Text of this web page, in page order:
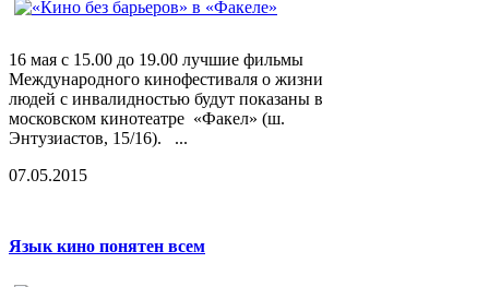
16 мая с 15.00 до 19.00 лучшие фильмы
Международного кинофестиваля о жизни
людей с инвалидностью будут показаны в
московском кинотеатре «Факел» (ш.
Энтузиастов, 15/16). ...
07.05.2015
Язык кино понятен всем